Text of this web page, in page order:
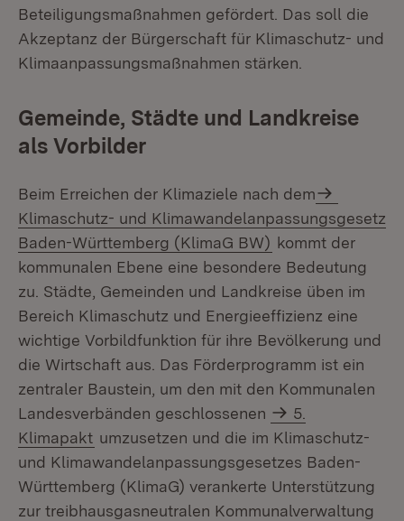
Beteiligungsmaßnahmen gefördert. Das soll die
Akzeptanz der Bürgerschaft für Klimaschutz- und
Klimaanpassungsmaßnahmen stärken.
Gemeinde, Städte und Landkreise
als Vorbilder
Beim Erreichen der Klimaziele nach dem
Klimaschutz- und Klimawandelanpassungsgesetz
Baden-Württemberg (KlimaG BW) kommt der
kommunalen Ebene eine besondere Bedeutung
zu. Städte, Gemeinden und Landkreise üben im
Bereich Klimaschutz und Energieeffizienz eine
wichtige Vorbildfunktion für ihre Bevölkerung und
die Wirtschaft aus. Das Förderprogramm ist ein
zentraler Baustein, um den mit den Kommunalen
Landesverbänden geschlossenen
5.
Klimapakt umzusetzen und die im Klimaschutz-
und Klimawandelanpassungsgesetzes Baden-
Württemberg (KlimaG) verankerte Unterstützung
zur treibhausgasneutralen Kommunalverwaltung